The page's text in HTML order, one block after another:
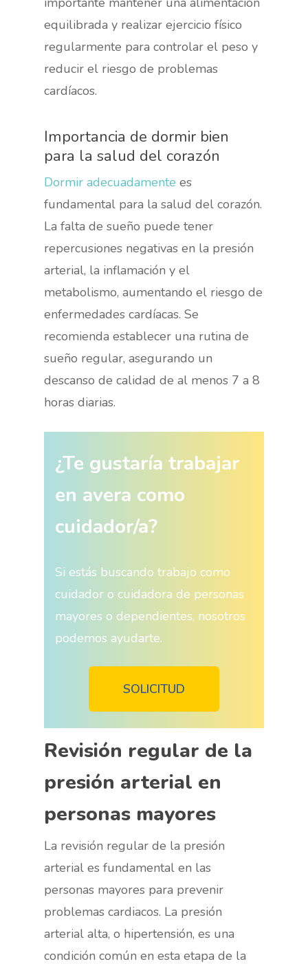
equilibrada y realizar ejercicio físico
regularmente para controlar el peso y
reducir el riesgo de problemas
cardíacos.
Importancia de dormir bien
para la salud del corazón
Dormir adecuadamente es
fundamental para la salud del corazón.
La falta de sueño puede tener
repercusiones negativas en la presión
arterial, la inflamación y el
metabolismo, aumentando el riesgo de
enfermedades cardíacas. Se
recomienda establecer una rutina de
sueño regular, asegurando un
descanso de calidad de al menos 7 a 8
horas diarias.
¿Te gustaría trabajar
en avera como
cuidador/a?
Si estás buscando trabajo como
cuidador o cuidadora de personas
mayores o dependientes, nosotros
podemos ayudarte.
SOLICITUD
Revisión regular de la
presión arterial en
personas mayores
La revisión regular de la presión
arterial es fundamental en las
personas mayores para prevenir
problemas cardiacos. La presión
arterial alta, o hipertensión, es una
condición común en esta etapa de la